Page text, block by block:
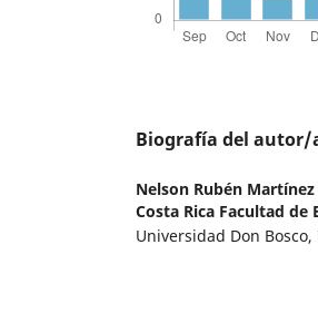
Biografía del autor/
Nelson Rubén Martínez
Costa Rica Facultad de
Universidad Don